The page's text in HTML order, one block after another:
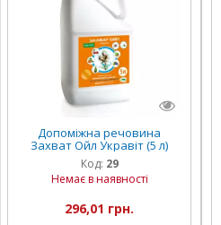
Допоміжна речовина
Захват Ойл Укравіт (5 л)
Код: 29
Немає в наявності
296,01 грн.